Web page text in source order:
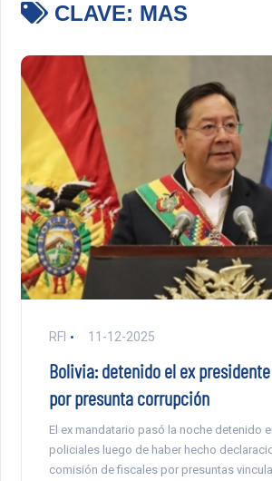
CLAVE: MAS
RFI 11-12-2025
Bolivia: detenido el ex
por presunta corrupción
El ex mandatario pasó la noche detenido
policiales luego de haber hecho
comisión de fiscales por presuntas